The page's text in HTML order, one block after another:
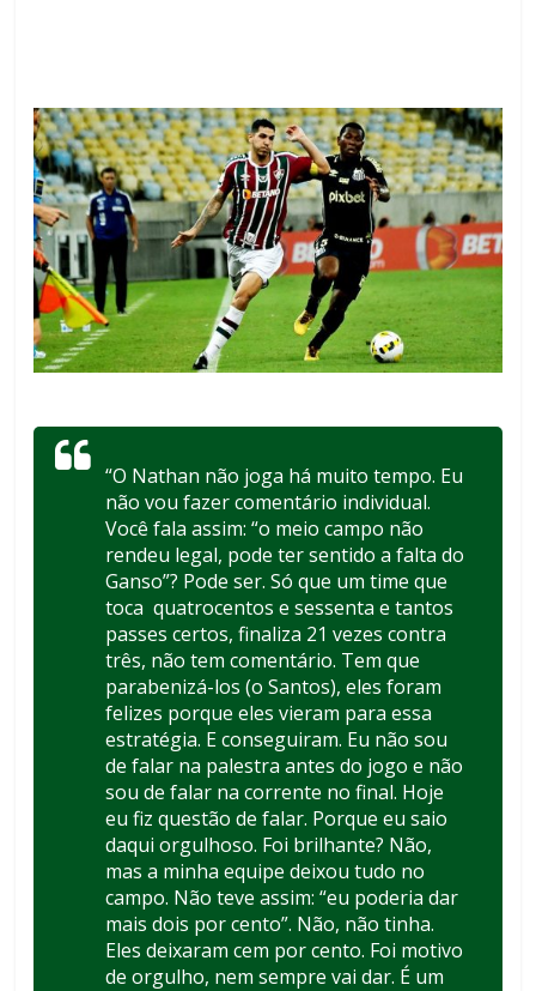
“O Nathan não joga há muito tempo. Eu
não vou fazer comentário individual.
Você fala assim: “o meio campo não
rendeu legal, pode ter sentido a falta do
Ganso”? Pode ser. Só que um time que
toca quatrocentos e sessenta e tantos
passes certos, finaliza 21 vezes contra
três, não tem comentário. Tem que
parabenizá-los (o Santos), eles foram
felizes porque eles vieram para essa
estratégia. E conseguiram. Eu não sou
de falar na palestra antes do jogo e não
sou de falar na corrente no final. Hoje
eu fiz questão de falar. Porque eu saio
daqui orgulhoso. Foi brilhante? Não,
mas a minha equipe deixou tudo no
campo. Não teve assim: “eu poderia dar
mais dois por cento”. Não, não tinha.
Eles deixaram cem por cento. Foi motivo
de orgulho, nem sempre vai dar. É um